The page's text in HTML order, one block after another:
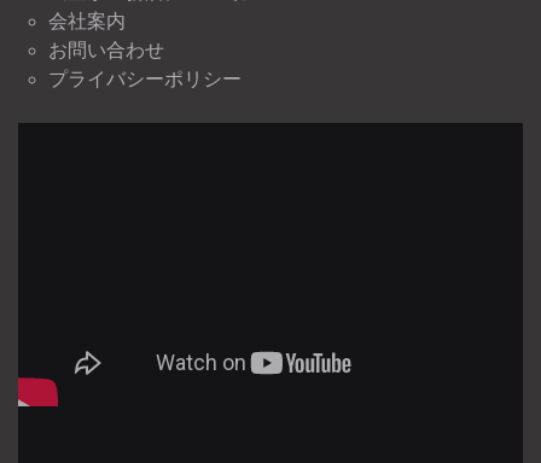
会社案内
お問い合わせ
プライバシーポリシー